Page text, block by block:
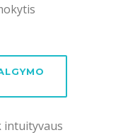
intuityvaus